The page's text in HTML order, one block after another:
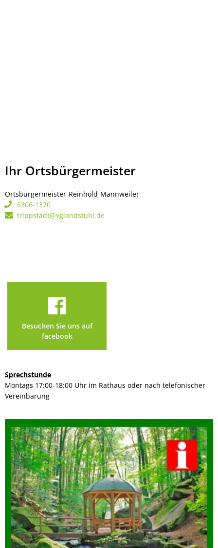
Ihr Ortsbürgermeister
Ortsbürgermeister Reinhold Mannweiler
6306-1370
trippstadt@vglandstuhl.de
Besuchen Sie uns auf
facebook
Sprechstunde
Montags 17:00-18:00 Uhr im Rathaus oder nach telefonischer
Vereinbarung